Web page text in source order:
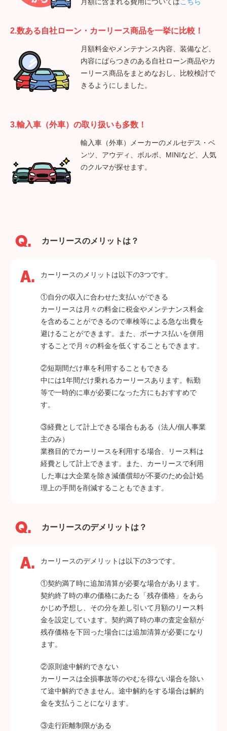
月額に含まれる費用についてはこちら
2.数ある自社ローン・カーリース商品を一挙に比較！
月額料金やメンテナンス内容、装備など、
内容にばらつきのある自社ローン商品やカ
ーリース商品をまとめなおし、比較検討で
きるようにしました。
3.輸入車（外車）の取り扱いも多数！
輸入車（外車）メーカーのメルセデス・ベ
ンツ、アウディ、ボルボ、MINIなど、人気
のクルマが探せます。
カーリースのメリットは？
カーリースのメリットは以下の3つです。
①自分の収入に合わせた支払いができる
カーリースは月々の料金に税金やメンテナンス料金
を含めることができるので車検等による急な出費を
避けることができます。また、ボーナス払いを併用
することで月々の料金を低くすることもできます。
②短期間だけ車を利用することもできる
中には1年間だけ乗れるカーリースあります。転勤
等で一時的に車が必要になった方にもおすすめで
す。
③経費として計上できる場合もある（法人/個人事業
主のみ）
業務目的でカーリースを利用する場合、リース料は
経費として計上できます。また、カーリースで利用
した車は大企業を除き減価償却が不要のため会計処
理上の手間を削減することもできます。
カーリースのデメリットは？
カーリースのデメリットは以下の3つです。
①契約満了時に追加清算が必要な場合があります。
契約終了時の車の価格にあたる「残存価格」をあら
かじめ予想し、その分を差し引いて月額のリース料
金を設定しています。契約満了時の車の査定金額が
残存価格を下回った場合には追加清算が必要になり
ます。
②原則途中解約できない
カーリースは全損事故等のやむを得ない場合を除い
て途中解約できません。途中解約をする場合は解約
金を支払うことになります。
③走行距離制限がある